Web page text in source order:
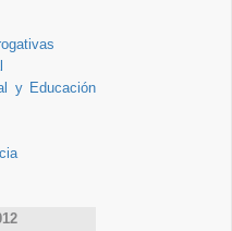
y Educación